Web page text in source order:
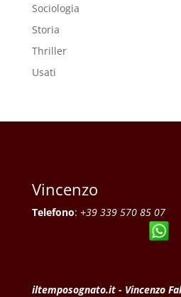
Sociologia
Storia
Thriller
Usati
Vincenzo
Telefono: +39 339 570 85 07
iltemposognato.it - Vincenzo